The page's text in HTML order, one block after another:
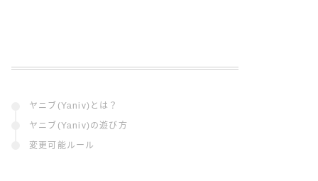
ヤニブ(Yaniv)とは？
ヤニブ(Yaniv)の遊び方
変更可能ルール